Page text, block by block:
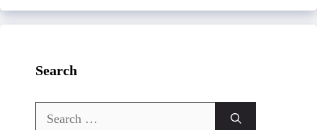
Search
Search